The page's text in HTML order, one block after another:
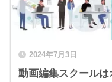
2024年7月3日
動画編集スクール